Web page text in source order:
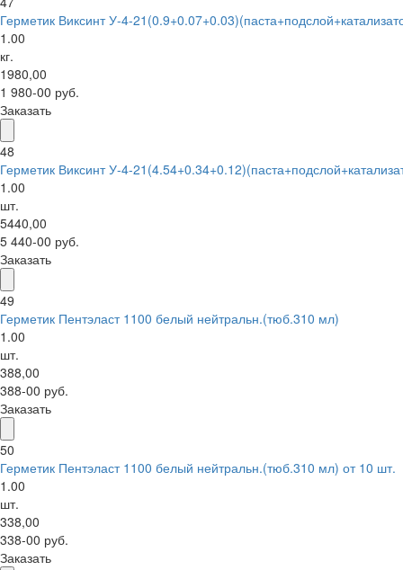
Герметик Виксинт У-4-
1.00
кг.
1980,00
1 980-00 руб.
Заказать
48
Герметик Виксинт У-4-
1.00
шт.
5440,00
5 440-00 руб.
Заказать
49
Герметик Пентэласт 1100 белый нейтральн.(тюб.310 мл)
1.00
шт.
388,00
388-00 руб.
Заказать
50
Герметик Пентэласт 1100 белый нейтральн.(тюб.310 мл) от 10 шт.
1.00
шт.
338,00
338-00 руб.
Заказать